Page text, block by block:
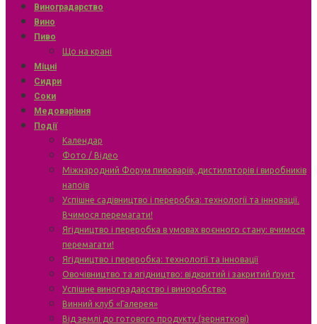
Виноградарство
Вино
Пиво
Що на крані
Міцні
Сидри
Соки
Медоваріння
Події
Календар
Фото / Відео
Міжнародний Форум пивоварів, дистиляторів і виробників
напоїв
Успішне садівництво і переробка: технології та інновації.
Вчимося перемагати!
Ягідництво і переробка в умовах воєнного стану: вчимося
перемагати!
Ягідництво і переробка: технології та інновації
Овочівництво та ягідництво: відкритий і закритий ґрунт
Успішне виноградарство і виноробство
Винний клуб «Галерея»
Від землі до готового продукту (зерняткові)